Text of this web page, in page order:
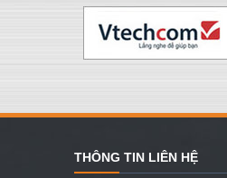
THÔNG TIN LIÊN HỆ